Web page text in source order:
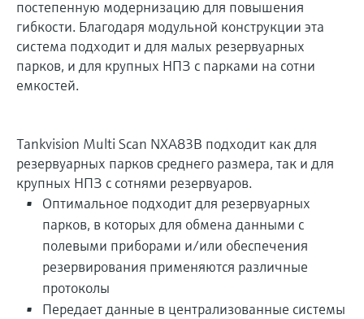
постепенную модернизацию для повышения
гибкости. Благодаря модульной конструкции эта
система подходит и для малых резервуарных
парков, и для крупных НПЗ с парками на сотни
емкостей.
Tankvision Multi Scan NXA83B подходит как для
резервуарных парков среднего размера, так и для
крупных НПЗ с сотнями резервуаров.
Оптимальное подходит для резервуарных
парков, в которых для обмена данными с
полевыми приборами и/или обеспечения
резервирования применяются различные
протоколы
Передает данные в централизованные системы